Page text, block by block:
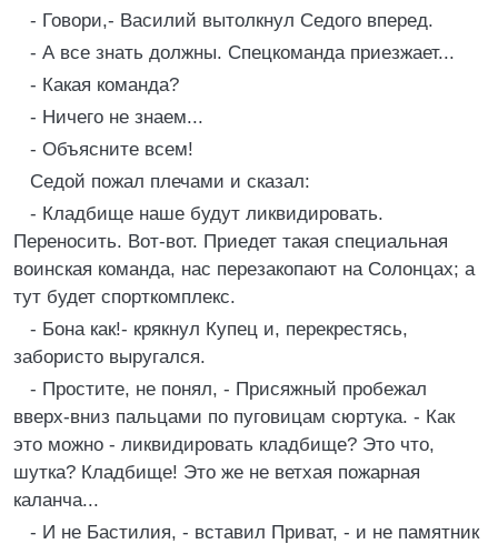
- Говори,- Василий вытолкнул Седого вперед.
- А все знать должны. Спецкоманда приезжает...
- Какая команда?
- Ничего не знаем...
- Объясните всем!
Седой пожал плечами и сказал:
- Кладбище наше будут ликвидировать.
Переносить. Вот-вот. Приедет такая специальная
воинская команда, нас перезакопают на Солонцах; а
тут будет спорткомплекс.
- Бона как!- крякнул Купец и, перекрестясь,
забористо выругался.
- Простите, не понял, - Присяжный пробежал
вверх-вниз пальцами по пуговицам сюртука. - Как
это можно - ликвидировать кладбище? Это что,
шутка? Кладбище! Это же не ветхая пожарная
каланча...
- И не Бастилия, - вставил Приват, - и не памятник